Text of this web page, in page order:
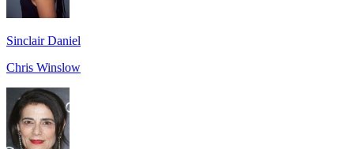
Sinclair Daniel
Chris Winslow